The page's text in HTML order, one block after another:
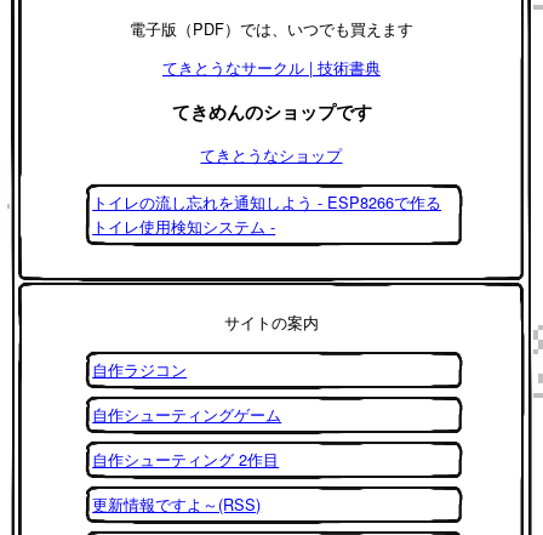
電子版（PDF）では、いつでも買えます
てきとうなサークル | 技術書典
てきめんのショップです
てきとうなショップ
トイレの流し忘れを通知しよう - ESP8266で作る
トイレ使用検知システム -
サイトの案内
自作ラジコン
自作シューティングゲーム
自作シューティング 2作目
更新情報ですよ～(RSS)